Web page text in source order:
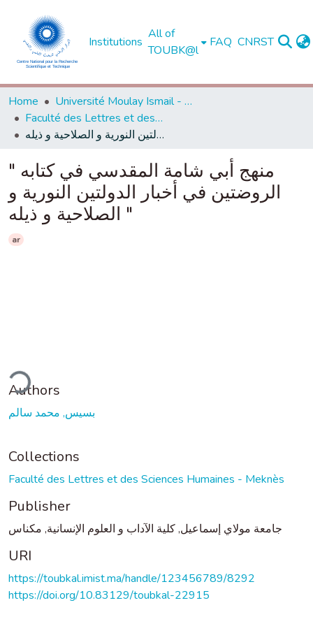
Institutions
All of
TOUBK@l
FAQ CNRST
Home
Université Moulay Ismail - Meknès -
Faculté des Lettres et des Sciences Humaines - Meknès
منهج أبي شامة المقدسي في كتابه " الروضتين في أخبار الدولتين النورية و الصلاحية و ذيله "
منهج أبي شامة المقدسي في كتابه "
الروضتين في أخبار الدولتين النورية و
الصلاحية و ذيله "
ar
Authors
بسيس, محمد سالم
Collections
Faculté des Lettres et des Sciences Humaines - Meknès
Publisher
جامعة مولاي إسماعيل, كلية الآداب و العلوم الإنسانية, مكناس
URI
https://toubkal.imist.ma/handle/123456789/8292
https://doi.org/10.83129/toubkal-22915